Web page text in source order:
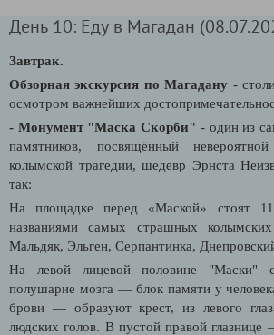
День 10: Еду в Магадан
Завтрак.
Обзорная экскурсия по Магадану -
осмотром важнейших
- Монумент "Маска Скорби" - один из
памятников, посвящённый
колымской трагедии, шедевр Эрнста
так:
На площадке перед «Маской» стоят
названиями самых страшных
Мальдяк, Эльген, Серпантинка,
На левой лицевой половине "Маски"
полушарие мозга — блок памяти у
брови — образуют крест, из левого
людских голов. В пустой правой